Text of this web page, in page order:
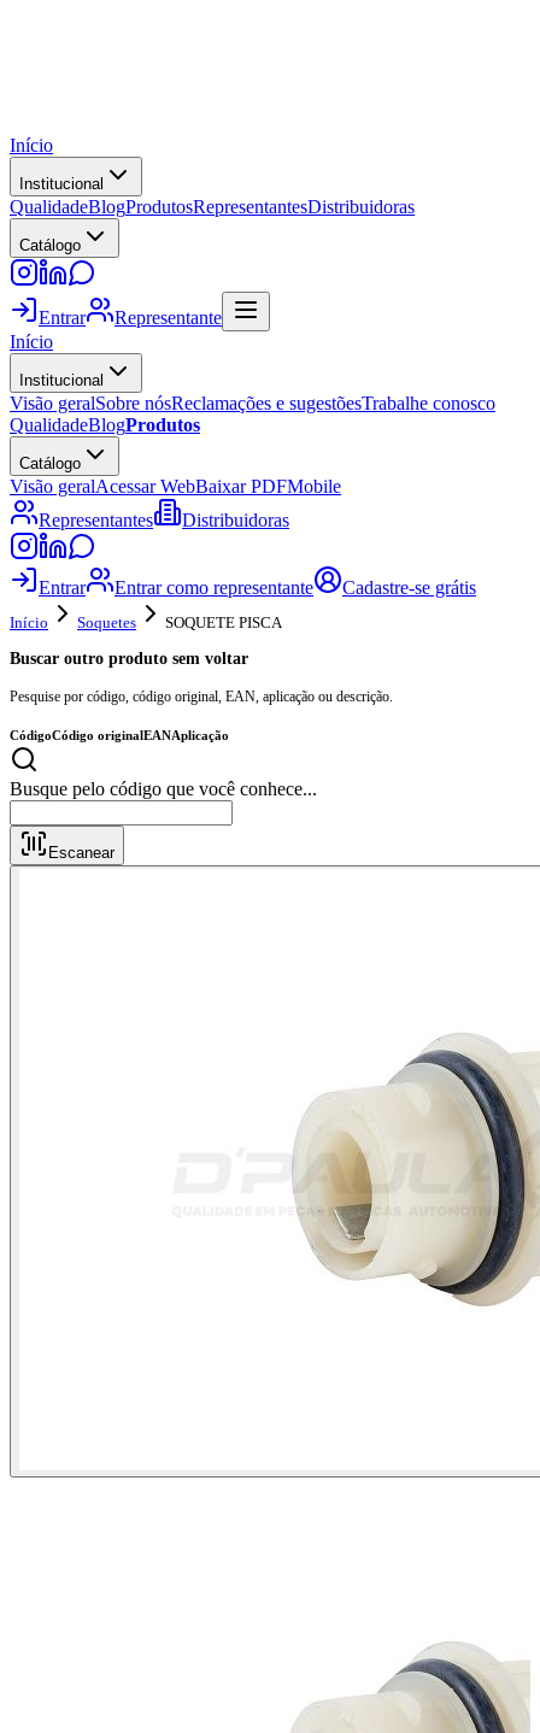
Início
Institucional
QualidadeBlogProdutosRepresentantesDistribuidoras
Catálogo
Entrar
Representante
Início
Institucional
Visão geralSobre nósReclamações e sugestõesTrabalhe conosco
QualidadeBlogProdutos
Catálogo
Visão geralAcessar WebBaixar PDFMobile
Representantes
Distribuidoras
Entrar Entrar como representante Cadastre-se grátis
Início Soquetes
SOQUETE PISCA
Buscar outro produto sem voltar
Pesquise por código, código original, EAN, aplicação ou descrição.
CódigoCódigo originalEANAplicação
Busque pelo código que
Escanear